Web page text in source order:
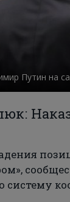
Путин на
систему